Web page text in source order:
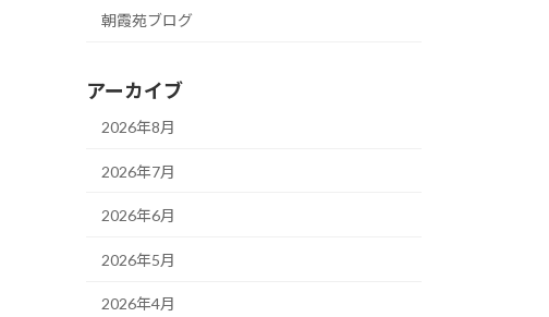
朝霞苑ブログ
アーカイブ
2026年8月
2026年7月
2026年6月
2026年5月
2026年4月